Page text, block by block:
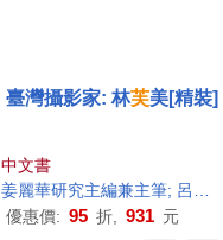
臺灣攝影家: 林芙美[精裝]
中文書
優惠價: 95 折, 931 元